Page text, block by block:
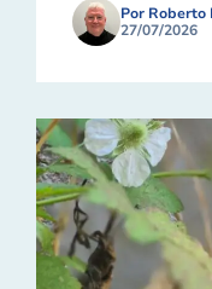
Por Roberto
27/07/2026